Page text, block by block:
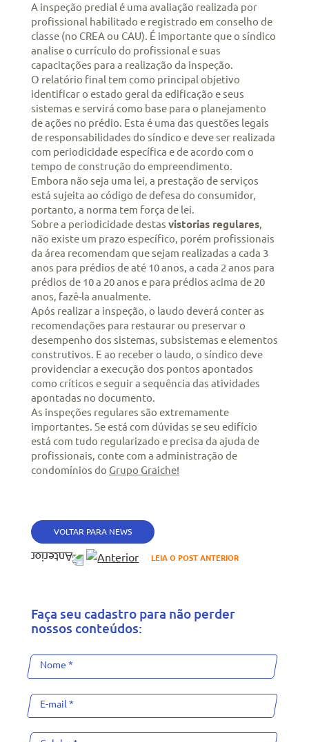
A inspeção predial é uma avaliação realizada por
profissional habilitado e registrado em conselho de
classe (no CREA ou CAU). É importante que o síndico
analise o currículo do profissional e suas
capacitações para a realização da inspeção.
O relatório final tem como principal objetivo
identificar o estado geral da edificação e seus
sistemas e servirá como base para o planejamento
de ações no prédio. Esta é uma das questões legais
de responsabilidades do síndico e deve ser realizada
com periodicidade específica e de acordo com o
tempo de construção do empreendimento.
Embora não seja uma lei, a prestação de serviços
está sujeita ao código de defesa do consumidor,
portanto, a norma tem força de lei.
Sobre a periodicidade destas vistorias regulares,
não existe um prazo específico, porém profissionais
da área recomendam que sejam realizadas a cada 3
anos para prédios de até 10 anos, a cada 2 anos para
prédios de 10 a 20 anos e para prédios acima de 20
anos, fazê-la anualmente.
Após realizar a inspeção, o laudo deverá conter as
recomendações para restaurar ou preservar o
desempenho dos sistemas, subsistemas e elementos
construtivos. E ao receber o laudo, o síndico deve
providenciar a execução dos pontos apontados
como críticos e seguir a sequência das atividades
apontadas no documento.
As inspeções regulares são extremamente
importantes. Se está com dúvidas se seu edifício
está com tudo regularizado e precisa da ajuda de
profissionais, conte com a administração de
condomínios do Grupo Graiche!
VOLTAR PARA NEWS
LEIA O POST ANTERIOR
Faça seu cadastro para não perder
nossos conteúdos: